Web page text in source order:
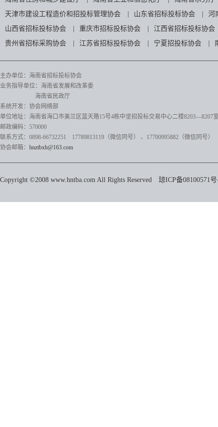
天津市建设工程造价和招投标管理协会
山东省招标投标协会
河
山西省招标投标协会
重庆市招标投标协会
江西省招标投标协会
贵州省招标采购协会
江苏省招标投标协会 宁夏招投标协会
主办单位：海南省招标投标协会
业务指导单位：海南省发展和改革委
海南省民政厅
系统开发：协会网络部
单位地址：海南省海口市美兰区蓝天路15号4栋中坚招投标交易中心二楼8203—8207
邮政编码：570000
联系方式：0898-66732251 17789813119（微信同号）
、17700995882 （微信同号）
协会邮箱： hnztbxh@163.com
Copyright ©2008 www.hntba.com All Rights Reserved 琼ICP备08100571